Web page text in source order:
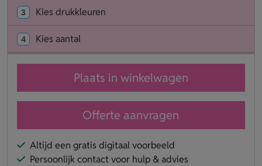
3 Kies drukkleuren
4 Kies aantal
Plaats in winkelwagen
Offerte aanvragen
Altijd een gratis digitaal voorbeeld
Persoonlijk contact voor hulp & advies